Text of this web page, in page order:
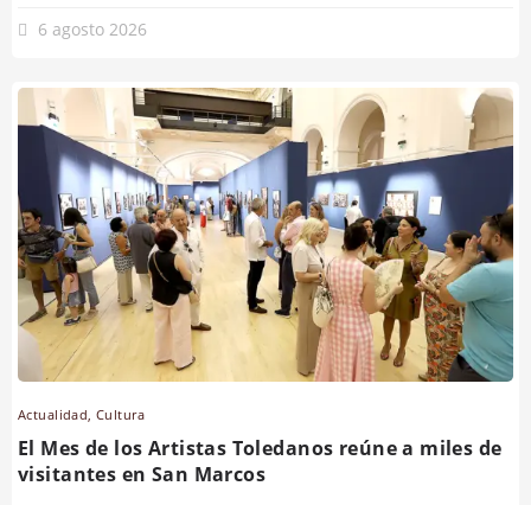
6 agosto 2026
Actualidad,Cultura
El Mes de los Artistas Toledanos reúne a miles de
visitantes en San Marcos